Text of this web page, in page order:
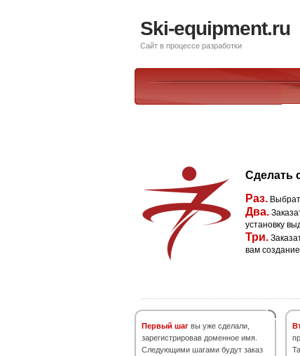
Ski-equipment.ru
Сайт в процессе разработки
Сделать
Раз.
Два.
установку
Три.
вам
Первый шаг вы уже сделали,
зарегистрировав доменное имя.
Следующими шагами будут заказ